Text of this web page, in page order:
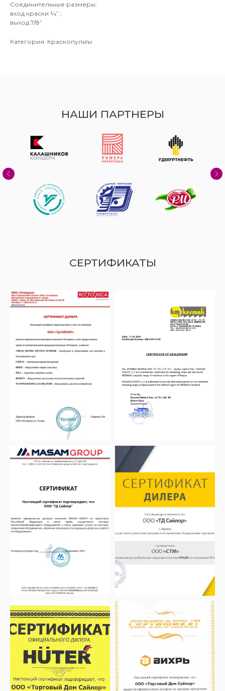
Соединительные размеры:
вход краски ¼” ;
выход 7/8”.
Категория: Краскопульты
НАШИ ПАРТНЕРЫ
СЕРТИФИКАТЫ